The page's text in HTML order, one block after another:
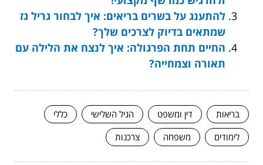
להתענג על בשרים בריאים: איך לבחור גריל גז
שמתאים בדיוק לצרכים שלך?
החיים תחת הפרגולה: איך לנצח את הלילה עם
תאורה וצמחייה?
בריאות דין ומשפט הגיל השלישי
כללי
לימודים
משפחה צרכנות